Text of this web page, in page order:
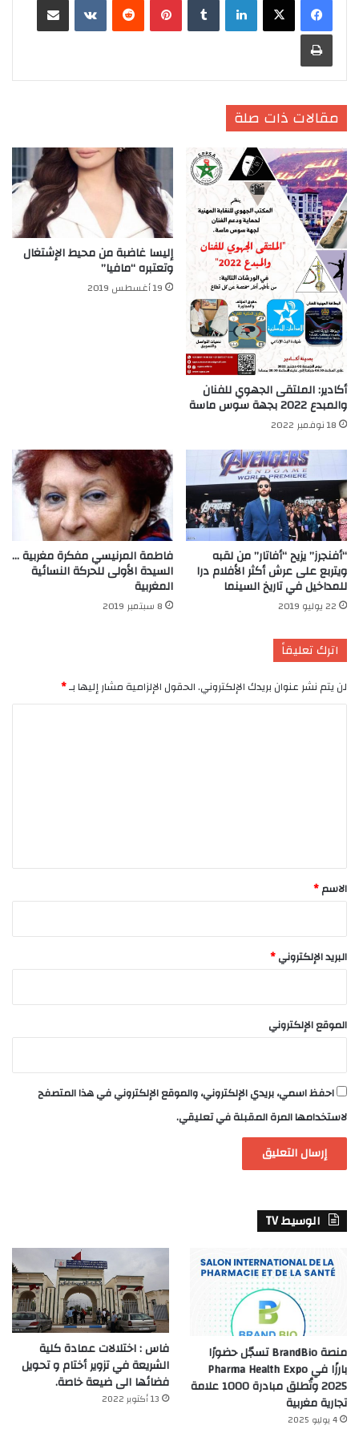
طباعة
مقالات ذات صلة
أكادير: الملتقى الجهوي للفنان
والمبدع 2022 بجهة سوس ماسة
18 نوفمبر 2022
إليسا غاضبة من محيط الإشتغال
وتعتبره “مافيا”
19 أغسطس 2019
“أفنجرز” يزيح “أفاتار” من لقبه
ويتربع على عرش أكثر الأفلام درا
للمداخيل في تاريخ السينما
22 يوليو 2019
فاطمة المرنيسي مفكرة مغربية …
السيدة الأولى للحركة النسائية
المغربية
8 سبتمبر 2019
اترك تعليقاً
لن يتم نشر عنوان بريدك الإلكتروني.الحقول الإلزامية مشار إليها بـ*
*
الاسم*
البريد الإلكتروني*
الموقع الإلكتروني
احفظ اسمي، بريدي الإلكتروني، والموقع الإلكتروني في هذا المتصفح
لاستخدامها المرة المقبلة في تعليقي.
الوسيط TV
منصة BrandBio تسجّل حضورًا
بارزًا في Pharma Health Expo
2025 وتُطلق مبادرة 1000 علامة
تجارية مغربية
4 يوليو 2025
فاس : اختلالات عمادة كلية
الشريعة في تزوير أختام و تحويل
فضائها الى ضيعة خاصة.
13 أكتوبر 2022